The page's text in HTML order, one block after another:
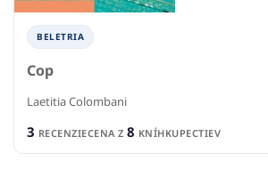
BELETRIA
Cop
Laetitia Colombani
3 RECENZIECENA Z 8 KNÍHKUPECTIEV